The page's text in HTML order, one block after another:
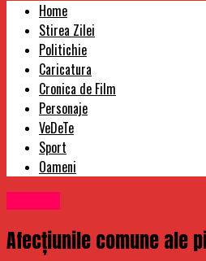
Home
Stirea Zilei
Politichie
Caricatura
Cronica de Film
Personaje
VeDeTe
Sport
Oameni
Afecțiunile comune ale